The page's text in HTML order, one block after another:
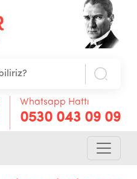
Whatsapp Hattı
0530 043 09 09